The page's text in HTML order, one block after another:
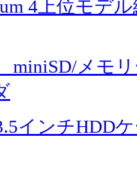
4上位モデ
miniSD/メモ
インチHDD